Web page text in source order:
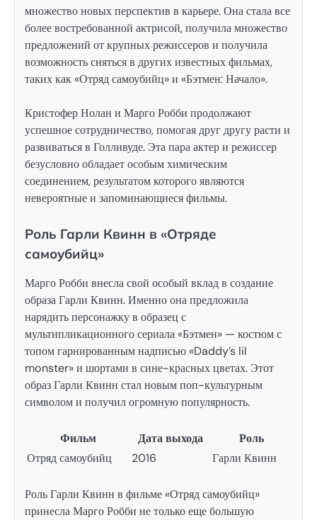
множество новых перспектив в карьере. Она стала все
более востребованной актрисой, получила множество
предложений от крупных режиссеров и получила
возможность сняться в других известных фильмах,
таких как «Отряд самоубийц» и «Бэтмен: Начало».
Кристофер Нолан и Марго Робби продолжают
успешное сотрудничество, помогая друг другу расти и
развиваться в Голливуде. Эта пара актер и режиссер
безусловно обладает особым химическим
соединением, результатом которого являются
невероятные и запоминающиеся фильмы.
Роль Гарли Квинн в «Отряде
самоубийц»
Марго Робби внесла свой особый вклад в создание
образа Гарли Квинн. Именно она предложила
нарядить персонажку в образец с
мультипликационного сериала «Бэтмен» — костюм с
топом гарнированным надписью «Daddy’s lil
monster» и шортами в сине-красных цветах. Этот
образ Гарли Квинн стал новым поп-культурным
символом и получил огромную популярность.
Фильм Дата выхода
Роль
Отряд самоубийц
2016 Гарли Квинн
Роль Гарли Квинн в фильме «Отряд самоубийц»
принесла Марго Робби не только еще большую